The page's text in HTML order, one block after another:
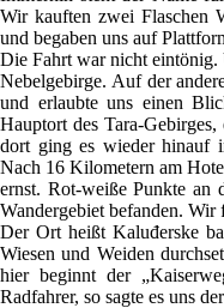
Wir kauften zwei Flaschen
und begaben uns auf
Die Fahrt war nicht
Nebelgebirge. Auf der
und erlaubte uns einen
Hauptort des Tara-
dort ging es wieder hinauf
Nach 16 Kilometern am
ernst. Rot-weiße Punkte an
Wandergebiet befanden.
Der Ort heißt Kaluđerske
Wiesen und Weiden
hier beginnt der
Radfahrer, so sagte es uns